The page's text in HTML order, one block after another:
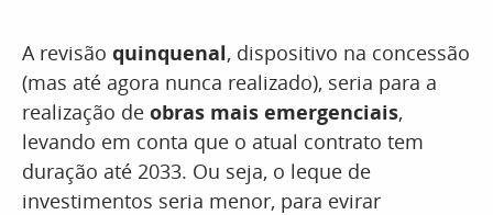
A revisão quinquenal, dispositivo na concessão
(mas até agora nunca realizado), seria para a
realização de obras mais emergenciais,
levando em conta que o atual contrato tem
duração até 2033. Ou seja, o leque de
investimentos seria menor, para evirar